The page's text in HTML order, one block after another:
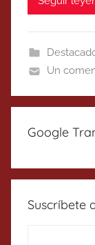
Un
Google
Suscríbete